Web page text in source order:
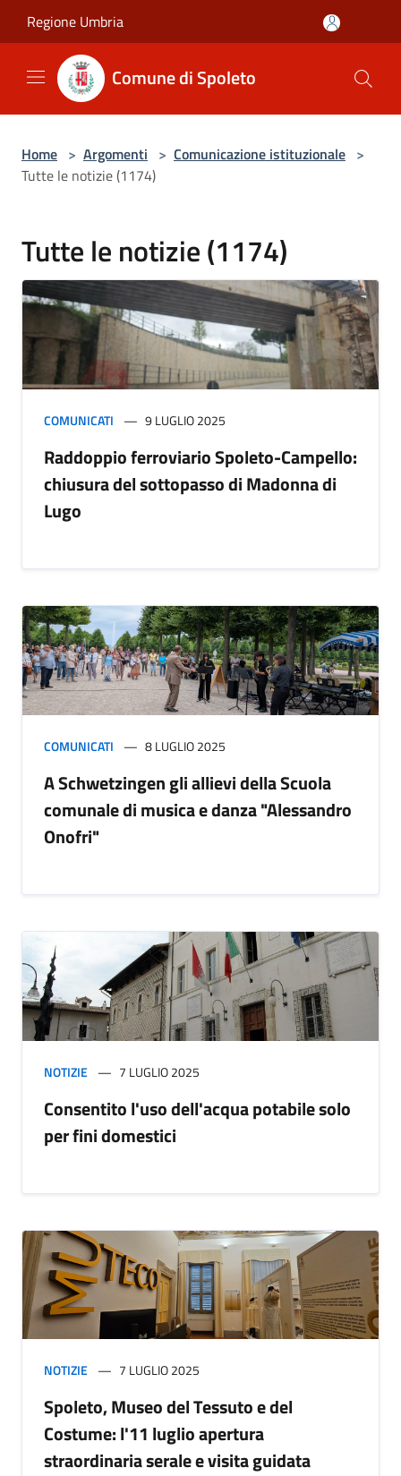
Regione Umbria
Comune di Spoleto
Home > Argomenti > Comunicazione istituzionale >
Tutte le notizie (1174)
Tutte le notizie (1174)
COMUNICATI 9 LUGLIO 2025
Raddoppio ferroviario Spoleto-Campello:
chiusura del sottopasso di Madonna di
Lugo
COMUNICATI 8 LUGLIO 2025
A Schwetzingen gli allievi della Scuola
comunale di musica e danza "Alessandro
Onofri"
NOTIZIE 7 LUGLIO 2025
Consentito l'uso dell'acqua potabile solo
per fini domestici
NOTIZIE 7 LUGLIO 2025
​Spoleto, Museo del Tessuto e del
Costume: l'11 luglio apertura
straordinaria serale e visita guidata